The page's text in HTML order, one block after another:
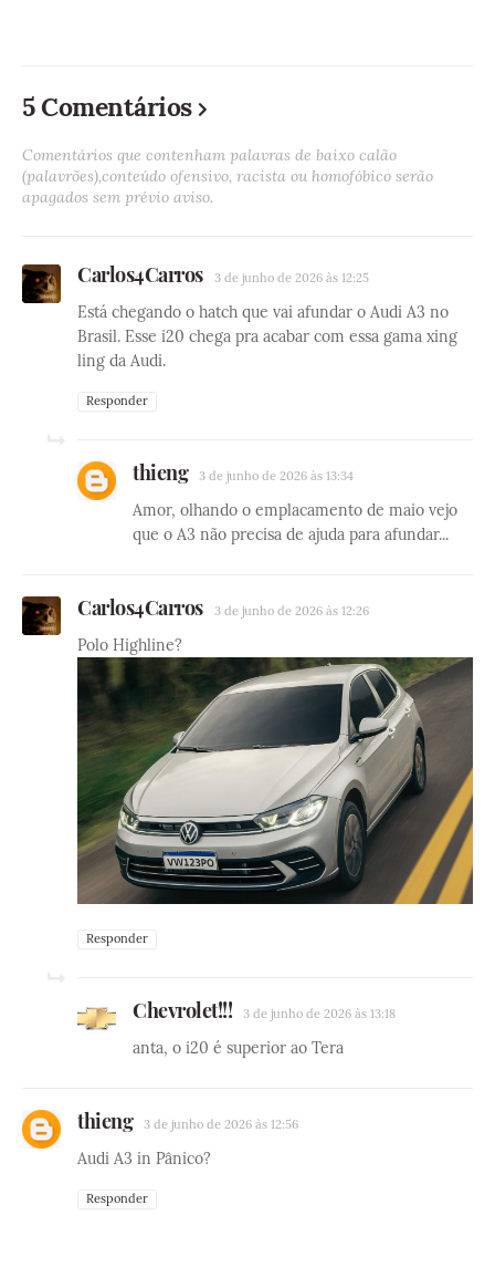
5 Comentários
Comentários que contenham palavras de baixo calão
(palavrões),conteúdo ofensivo, racista ou homofóbico serão
apagados sem prévio aviso.
Carlos4Carros 3 de junho de 2026 às 12:25
Está chegando o hatch que vai afundar o Audi A3 no
Brasil. Esse i20 chega pra acabar com essa gama xing
ling da Audi.
Responder
thieng 3 de junho de 2026 às 13:34
Amor, olhando o emplacamento de maio vejo
que o A3 não precisa de ajuda para afundar...
Carlos4Carros 3 de junho de 2026 às 12:26
Polo Highline?
Responder
Chevrolet!!! 3 de junho de 2026 às 13:18
anta, o i20 é superior ao Tera
thieng 3 de junho de 2026 às 12:56
Audi A3 in Pânico?
Responder